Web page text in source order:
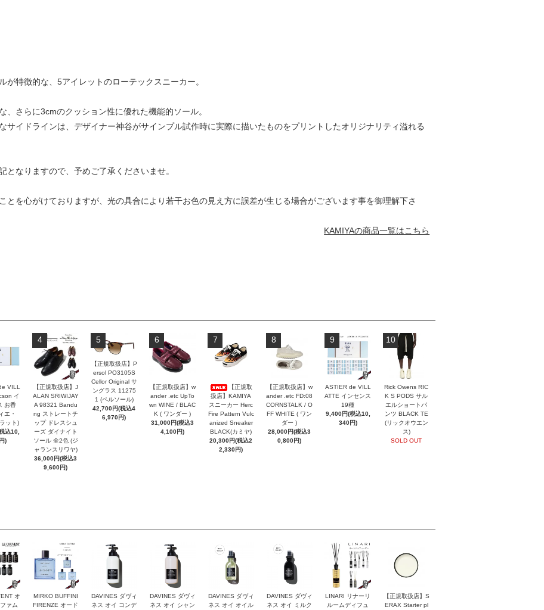
が特徴的な、5アイレットのローテックスニーカー。
、さらに3cmのクッション性に優れた機能的ソール。
サイドラインは、デザイナー神谷がサインプル試作時に実際に描いたものをプリントしたオリジナリティ溢れる
となりますので、予めご了承くださいませ。
とを心がけておりますが、光の具合により若干お色の見え方に誤差が生じる場合がございます事を御理解下さ
KAMIYAの商品一覧はこちら
VILL
イ
お香
エ・
ット)
込10,
)
4
【正規取扱店】J
ALAN SRIWIJAY
A 98321 Bandu
ng ストレートチ
ップ ドレスシュ
ーズ ダイナイト
ソール 全2色 (ジ
ャランスリワヤ)
36,000円(税込3
9,600円)
5
【正規取扱店】P
ersol PO3105S
Cellor Original サ
ングラス 11275
1 (ペルソール)
42,700円(税込4
6,970円)
6
【正規取扱店】w
ander .etc UpTo
wn WINE / BLAC
K ( ワンダー )
31,000円(税込3
4,100円)
7
【正規取
扱店】KAMIYA
スニーカー Herc
Fire Pattern Vulc
anized Sneaker
BLACK(カミヤ)
20,300円(税込2
2,330円)
8
【正規取扱店】w
ander .etc FD:08
CORNSTALK / O
FF WHITE ( ワン
ダー )
28,000円(税込3
0,800円)
9
ASTIER de VILL
ATTE インセンス
19種
9,400円(税込10,
340円)
10
Rick Owens RIC
K S PODS サル
エルショートパ
ンツ BLACK TE
(リックオウエン
ス)
SOLD OUT
オ
ァム
MIRKO BUFFINI
FIRENZE オード
DAVINES ダヴィ
ネス オイ コンデ
DAVINES ダヴィ
ネス オイ シャン
DAVINES ダヴィ
ネス オイ オイル
DAVINES ダヴィ
ネス オイ ミルク
LINARI リナーリ
ルームディフュ
【正規取扱店】S
ERAX Starter pl